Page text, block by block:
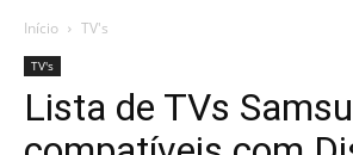
Início TV's
TV's
Lista de TVs